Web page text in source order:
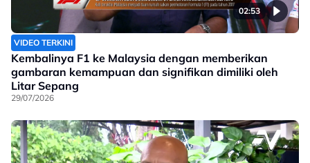
02:53
VIDEO TERKINI
Kembalinya F1 ke Malaysia dengan memberikan
gambaran kemampuan dan signifikan dimiliki oleh
Litar Sepang
29/07/2026